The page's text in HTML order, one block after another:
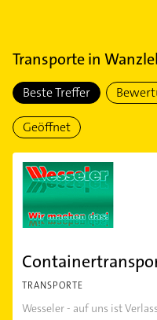
Transportein
Beste Treffer
Geöffnet
TRANSPORTE
Wesseler - auf uns ist Verlass